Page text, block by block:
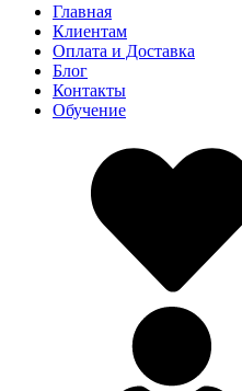
Главная
Клиентам
Оплата и Доставка
Блог
Контакты
Обучение